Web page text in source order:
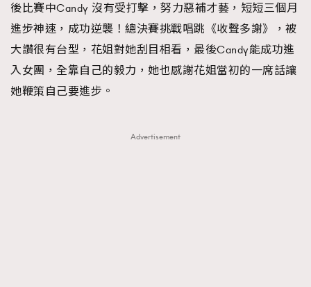
後比賽中Candy 沒有受打擊，努力惡補才藝，短短三個月
進步神速，成功逆襲！總決賽挑戰唱跳《收聲多謝》，被
大讚很有台型，花姐對她刮目相看，最後Candy能成功進
入女團，全靠自己的毅力，她也感謝花姐當初的一席話讓
她鞭策自己要進步。
Advertisement